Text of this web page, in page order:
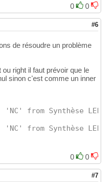
0 0
#6
de résoudre un problème
right il faut prévoir que le
sinon c'est comme un inner
'NC' from Synthèse
'NC' from Synthèse
0 0
#7